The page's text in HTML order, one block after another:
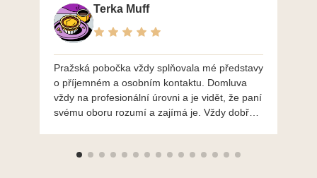
Terka Muff
Pražská pobočka vždy splňovala mé představy
o příjemném a osobním kontaktu. Domluva
vždy na profesionální úrovni a je vidět, že paní
svému oboru rozumí a zajímá je. Vždy dobře a
výběru, jak už bylo napsáno - na požádání